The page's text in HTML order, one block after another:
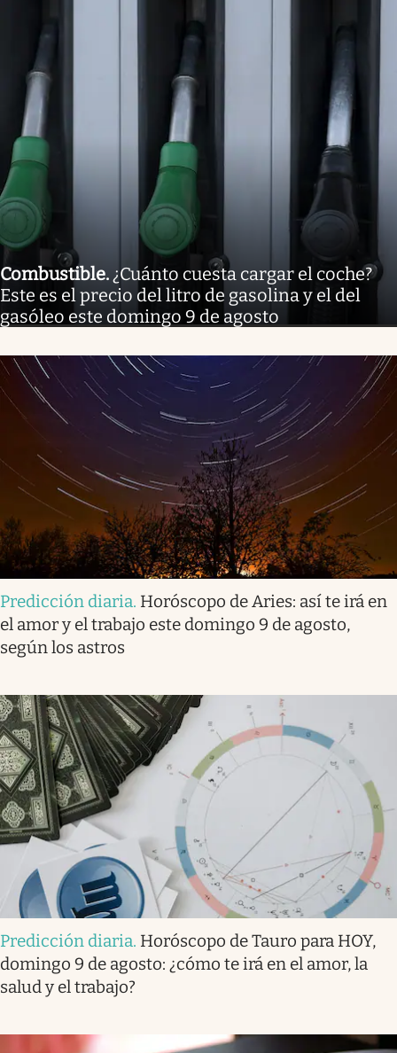
Combustible. ¿Cuánto cuesta cargar el coche?
Este es el precio del litro de gasolina y el del
gasóleo este domingo 9 de agosto
Predicción diaria. Horóscopo de Aries: así te irá en
el amor y el trabajo este domingo 9 de agosto,
según los astros
Predicción diaria. Horóscopo de Tauro para HOY,
domingo 9 de agosto: ¿cómo te irá en el amor, la
salud y el trabajo?